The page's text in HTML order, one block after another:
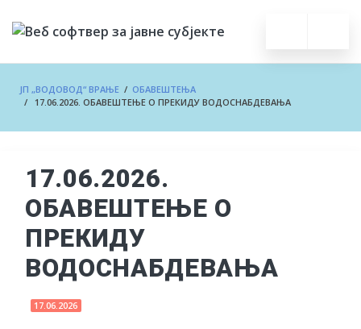
ЈП „ВОДОВОД“ ВРАЊЕ / ОБАВЕШТЕЊА
/ 17.06.2026. ОБАВЕШТЕЊЕ О ПРЕКИДУ ВОДОСНАБДЕВАЊА
17.06.2026.
ОБАВЕШТЕЊЕ О
ПРЕКИДУ
ВОДОСНАБДЕВАЊА
17.06.2026